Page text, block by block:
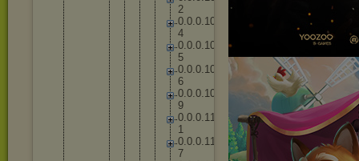
2
0.0.0.10
4
0.0.0.10
5
0.0.0.10
6
0.0.0.10
9
0.0.0.11
1
0.0.0.11
7